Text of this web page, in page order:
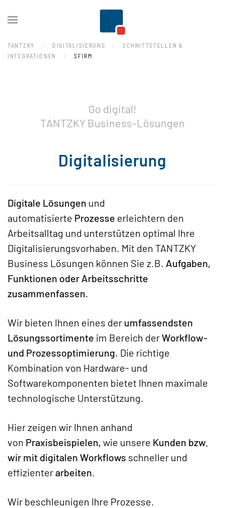
TANTZKY DIGITALISIERUNG
SCHNITTSTELLEN &
INTEGRATIONEN
SFIRM
Go digital!
TANTZKY Business-Lösungen
Digitalisierung
Digitale Lösungen und
automatisierte Prozesse erleichtern den
Arbeitsalltag und unterstützen optimal Ihre
Digitalisierungsvorhaben. Mit den TANTZKY
Business Lösungen können Sie z.B. Aufgaben,
Funktionen oder Arbeitsschritte
zusammenfassen.
Wir bieten Ihnen eines der umfassendsten
Lösungssortimente im Bereich derWorkflow-
und Prozessoptimierung. Die richtige
Kombination von Hardware- und
Softwarekomponenten bietet Ihnen maximale
technologische Unterstützung.
Hier zeigen wir Ihnen anhand
von Praxisbeispielen, wie unsere Kunden bzw.
wir mit digitalen Workflows schneller und
effizienterarbeiten.
Wir beschleunigen Ihre Prozesse.